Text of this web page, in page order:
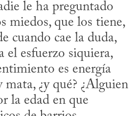
le ha preguntado
miedos, que los tiene,
cuando cae la duda,
el esfuerzo siquiera,
es energía
¿y qué? ¿Alguien
la edad en que